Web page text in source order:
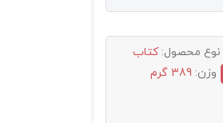
نوع محصول:کتاب
وزن: 389 گرم